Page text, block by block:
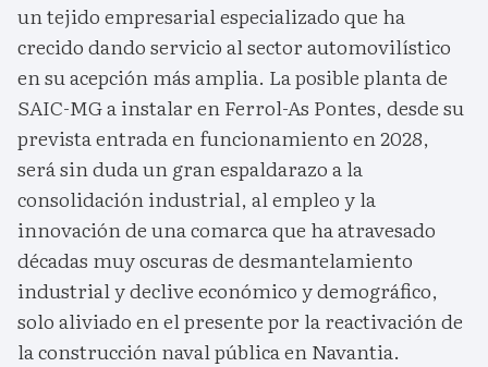
un tejido empresarial especializado que ha
crecido dando servicio al sector automovilístico
en su acepción más amplia. La posible planta de
SAIC-MG a instalar en Ferrol-As Pontes, desde su
prevista entrada en funcionamiento en 2028,
será sin duda un gran espaldarazo a la
consolidación industrial, al empleo y la
innovación de una comarca que ha atravesado
décadas muy oscuras de desmantelamiento
industrial y declive económico y demográfico,
solo aliviado en el presente por la reactivación de
la construcción naval pública en Navantia.